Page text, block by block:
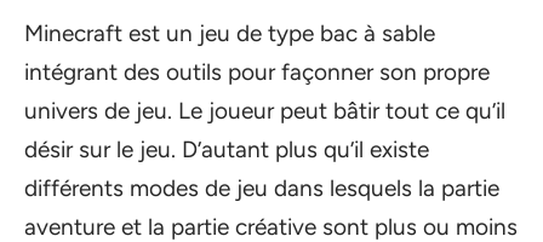
Minecraft est un jeu de type bac à sable
intégrant des outils pour façonner son propre
univers de jeu. Le joueur peut bâtir tout ce qu’il
désir sur le jeu. D’autant plus qu’il existe
différents modes de jeu dans lesquels la partie
aventure et la partie créative sont plus ou moins